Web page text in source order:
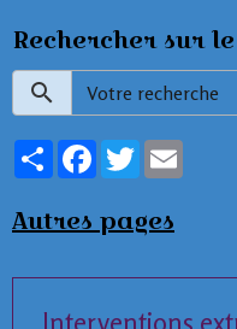
Rechercher sur
PartagerFacebookTwitter
Autres pages
Interventions